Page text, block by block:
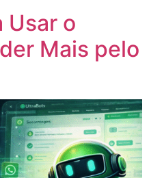
Usar o
Mais pelo